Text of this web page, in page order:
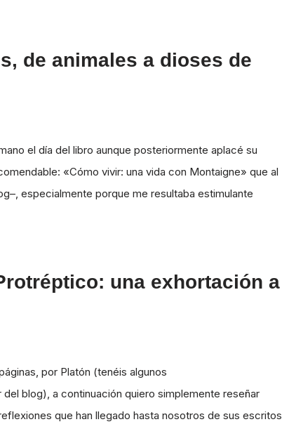
de animales a dioses de
el día del libro aunque posteriormente aplacé su
«Cómo vivir: una vida con Montaigne» que al
especialmente porque me resultaba estimulante
una exhortación a
por Platón (tenéis algunos
blog), a continuación quiero simplemente reseñar
que han llegado hasta nosotros de sus escritos